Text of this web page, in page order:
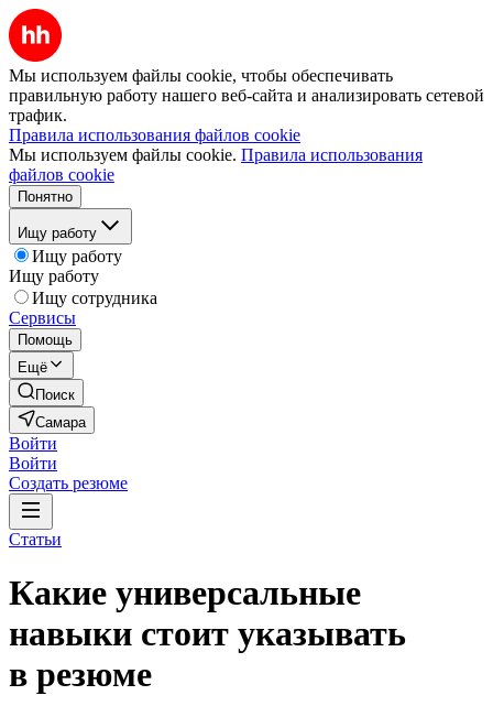
Мы используем файлы cookie, чтобы обеспечивать
правильную работу нашего веб-сайта и анализировать сетевой
трафик.
Правила использования файлов cookie
Мы используем файлы cookie. Правила использования
файлов cookie
Понятно
Ищу работу
Ищу работу
Ищу работу
Ищу сотрудника
Сервисы
Помощь
Ещё
Поиск
Самара
Войти
Войти
Создать резюме
Статьи
Какие универсальные
навыки стоит указывать
в резюме